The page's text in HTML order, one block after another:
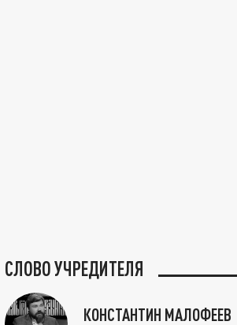
СЛОВО УЧРЕДИТЕЛЯ
КОНСТАНТИН МАЛОФЕЕВ